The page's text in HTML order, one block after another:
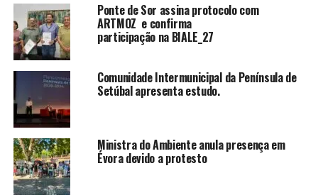
Ponte de Sor assina protocolo com
ARTMOZ e confirma
participação na BIALE_27
Comunidade Intermunicipal da Península de
Setúbal apresenta estudo.
Ministra do Ambiente anula presença em
Évora devido a protesto